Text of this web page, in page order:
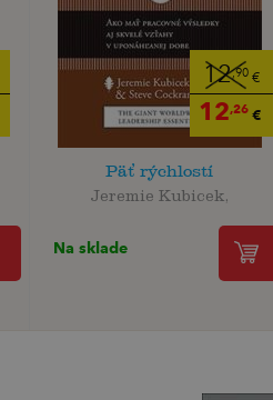
12,90 €
12,26 €
Päť rýchlostí
Jeremie Kubicek,
Na sklade